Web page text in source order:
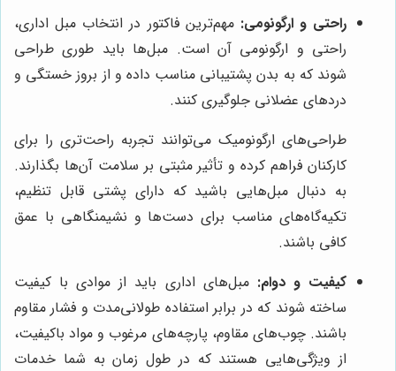
راحتی و ارگونومی: مهم‌ترین فاکتور در انتخاب مبل اداری،
راحتی و ارگونومی آن است. مبل‌ها باید طوری طراحی
شوند که به بدن پشتیبانی مناسب داده و از بروز خستگی و
دردهای عضلانی جلوگیری کنند.
طراحی‌های ارگونومیک می‌توانند تجربه راحت‌تری را برای
کارکنان فراهم کرده و تأثیر مثبتی بر سلامت آن‌ها بگذارند.
به دنبال مبل‌هایی باشید که دارای پشتی قابل تنظیم،
تکیه‌گاه‌های مناسب برای دست‌ها و نشیمنگاهی با عمق
کافی باشند.
کیفیت و دوام: مبل‌های اداری باید از موادی با کیفیت
ساخته شوند که در برابر استفاده طولانی‌مدت و فشار مقاوم
باشند. چوب‌های مقاوم، پارچه‌های مرغوب و مواد باکیفیت،
از ویژگی‌هایی هستند که در طول زمان به شما خدمات